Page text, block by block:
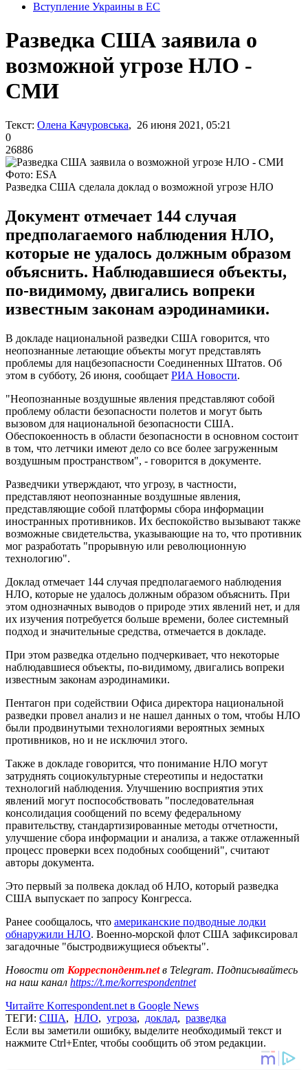
Вступление Украины в ЕС
Разведка США заявила о
возможной угрозе НЛО -
СМИ
Текст: Олена Качуровська, 26 июня 2021, 05:21
0
26886
Фото: ESA
Разведка США сделала доклад о возможной угрозе НЛО
Документ отмечает 144 случая
предполагаемого наблюдения НЛО,
которые не удалось должным образом
объяснить. Наблюдавшиеся объекты,
по-видимому, двигались вопреки
известным законам аэродинамики.
В докладе национальной разведки США говорится, что
неопознанные летающие объекты могут представлять
проблемы для нацбезопасности Соединенных Штатов. Об
этом в субботу, 26 июня, сообщает РИА Новости.
"Неопознанные воздушные явления представляют собой
проблему области безопасности полетов и могут быть
вызовом для национальной безопасности США.
Обеспокоенность в области безопасности в основном состоит
в том, что летчики имеют дело со все более загруженным
воздушным пространством", - говорится в документе.
Разведчики утверждают, что угрозу, в частности,
представляют неопознанные воздушные явления,
представляющие собой платформы сбора информации
иностранных противников. Их беспокойство вызывают также
возможные свидетельства, указывающие на то, что противник
мог разработать "прорывную или революционную
технологию".
Доклад отмечает 144 случая предполагаемого наблюдения
НЛО, которые не удалось должным образом объяснить. При
этом однозначных выводов о природе этих явлений нет, и для
их изучения потребуется больше времени, более системный
подход и значительные средства, отмечается в докладе.
При этом разведка отдельно подчеркивает, что некоторые
наблюдавшиеся объекты, по-видимому, двигались вопреки
известным законам аэродинамики.
Пентагон при содействии Офиса директора национальной
разведки провел анализ и не нашел данных о том, чтобы НЛО
были продвинутыми технологиями вероятных земных
противников, но и не исключил этого.
Также в докладе говорится, что понимание НЛО могут
затруднять социокультурные стереотипы и недостатки
технологий наблюдения. Улучшению восприятия этих
явлений могут поспособствовать "последовательная
консолидация сообщений по всему федеральному
правительству, стандартизированные методы отчетности,
улучшение сбора информации и анализа, а также отлаженный
процесс проверки всех подобных сообщений", считают
авторы документа.
Это первый за полвека доклад об НЛО, который разведка
США выпускает по запросу Конгресса.
Ранее сообщалось, что американские подводные лодки
обнаружили НЛО. Военно-морской флот США зафиксировал
загадочные "быстродвижущиеся объекты".
Новости от Корреспондент.netв Telegram. Подписывайтесь
на наш канал https://t.me/korrespondentnet
Читайте Korrespondent.net в Google News
ТЕГИ: США, НЛО, угроза, доклад, разведка
Если вы заметили ошибку, выделите необходимый текст и
нажмите Ctrl+Enter, чтобы сообщить об этом редакции.